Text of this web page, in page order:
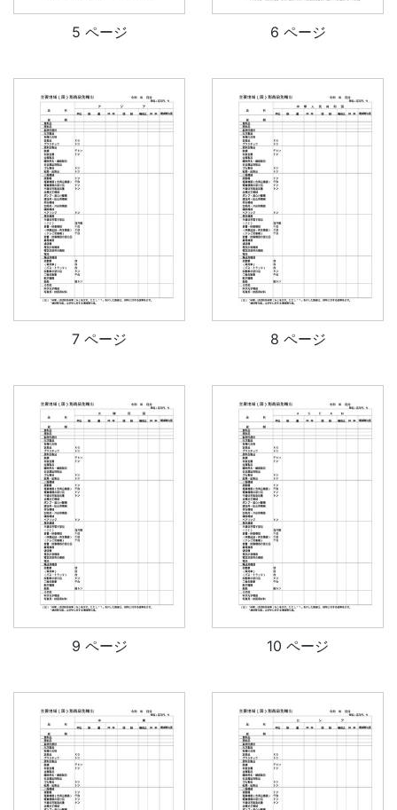
5 ページ 6 ページ
7 ページ 8 ページ
9 ページ 10 ページ